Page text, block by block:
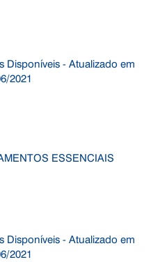
Disponíveis - Atualizado em
2021
Disponíveis - Atualizado em
2021